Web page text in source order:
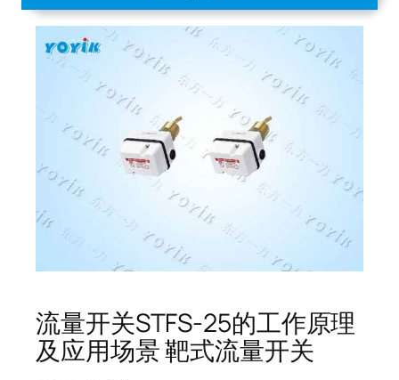
流量开关STFS-25的工作原理
及应用场景 靶式流量开关